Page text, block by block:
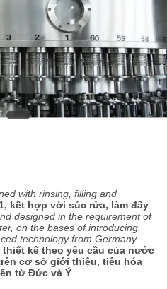
with rinsing, filling and
kết hợp với súc rửa, làm đầy
designed in the requirement of
on the bases of introducing,
technology from Germany
kế theo yêu cầu của nước
cơ sở giới thiệu, tiêu hóa
từ Đức và Ý